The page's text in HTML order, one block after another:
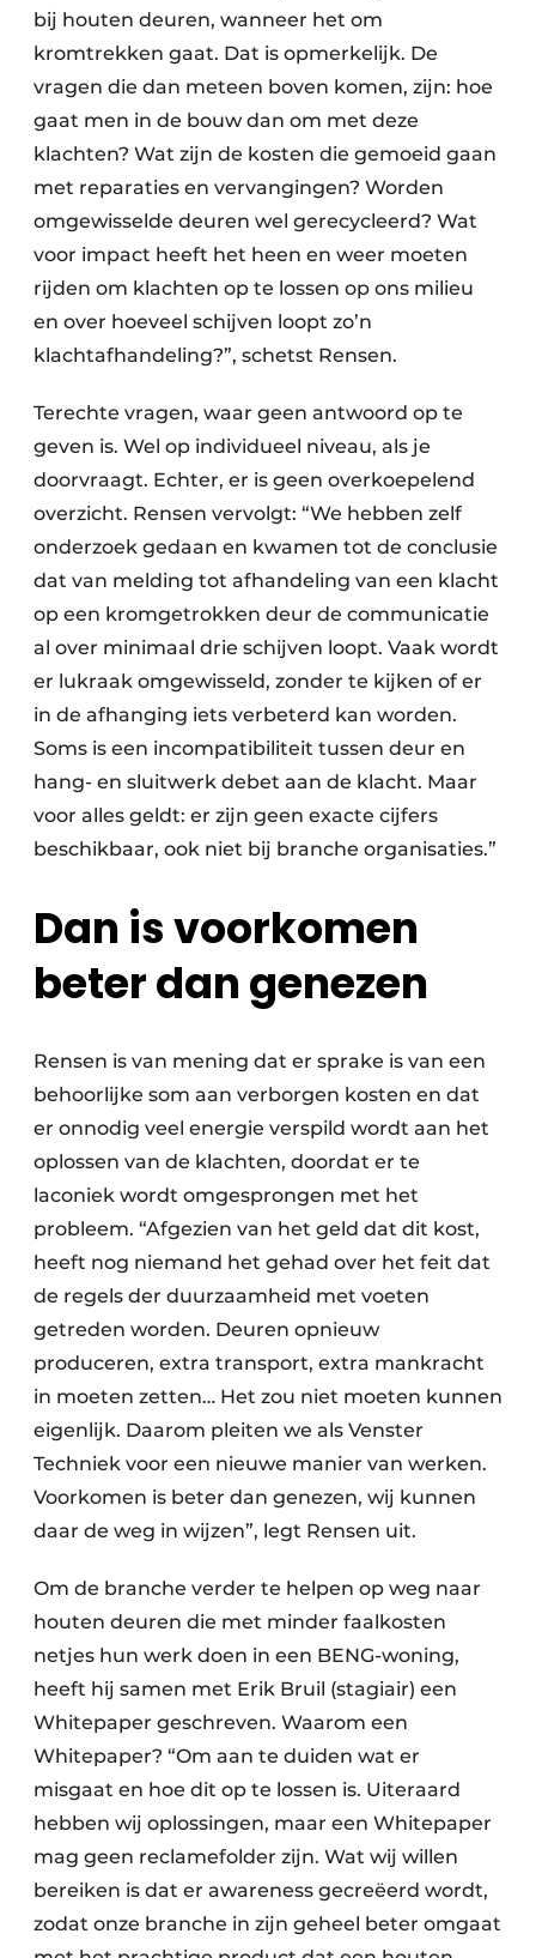
bij houten deuren, wanneer het om
kromtrekken gaat. Dat is opmerkelijk. De
vragen die dan meteen boven komen, zijn: hoe
gaat men in de bouw dan om met deze
klachten? Wat zijn de kosten die gemoeid gaan
met reparaties en vervangingen? Worden
omgewisselde deuren wel gerecycleerd? Wat
voor impact heeft het heen en weer moeten
rijden om klachten op te lossen op ons milieu
en over hoeveel schijven loopt zo’n
klachtafhandeling?”, schetst Rensen.
Terechte vragen, waar geen antwoord op te
geven is. Wel op individueel niveau, als je
doorvraagt. Echter, er is geen overkoepelend
overzicht. Rensen vervolgt: “We hebben zelf
onderzoek gedaan en kwamen tot de conclusie
dat van melding tot afhandeling van een klacht
op een kromgetrokken deur de communicatie
al over minimaal drie schijven loopt. Vaak wordt
er lukraak omgewisseld, zonder te kijken of er
in de afhanging iets verbeterd kan worden.
Soms is een incompatibiliteit tussen deur en
hang- en sluitwerk debet aan de klacht. Maar
voor alles geldt: er zijn geen exacte cijfers
beschikbaar, ook niet bij branche organisaties.”
Dan is voorkomen
beter dan genezen
Rensen is van mening dat er sprake is van een
behoorlijke som aan verborgen kosten en dat
er onnodig veel energie verspild wordt aan het
oplossen van de klachten, doordat er te
laconiek wordt omgesprongen met het
probleem. “Afgezien van het geld dat dit kost,
heeft nog niemand het gehad over het feit dat
de regels der duurzaamheid met voeten
getreden worden. Deuren opnieuw
produceren, extra transport, extra mankracht
in moeten zetten… Het zou niet moeten kunnen
eigenlijk. Daarom pleiten we als Venster
Techniek voor een nieuwe manier van werken.
Voorkomen is beter dan genezen, wij kunnen
daar de weg in wijzen”, legt Rensen uit.
Om de branche verder te helpen op weg naar
houten deuren die met minder faalkosten
netjes hun werk doen in een BENG-woning,
heeft hij samen met Erik Bruil (stagiair) een
Whitepaper geschreven. Waarom een
Whitepaper? “Om aan te duiden wat er
misgaat en hoe dit op te lossen is. Uiteraard
hebben wij oplossingen, maar een Whitepaper
mag geen reclamefolder zijn. Wat wij willen
bereiken is dat er awareness gecreëerd wordt,
zodat onze branche in zijn geheel beter omgaat